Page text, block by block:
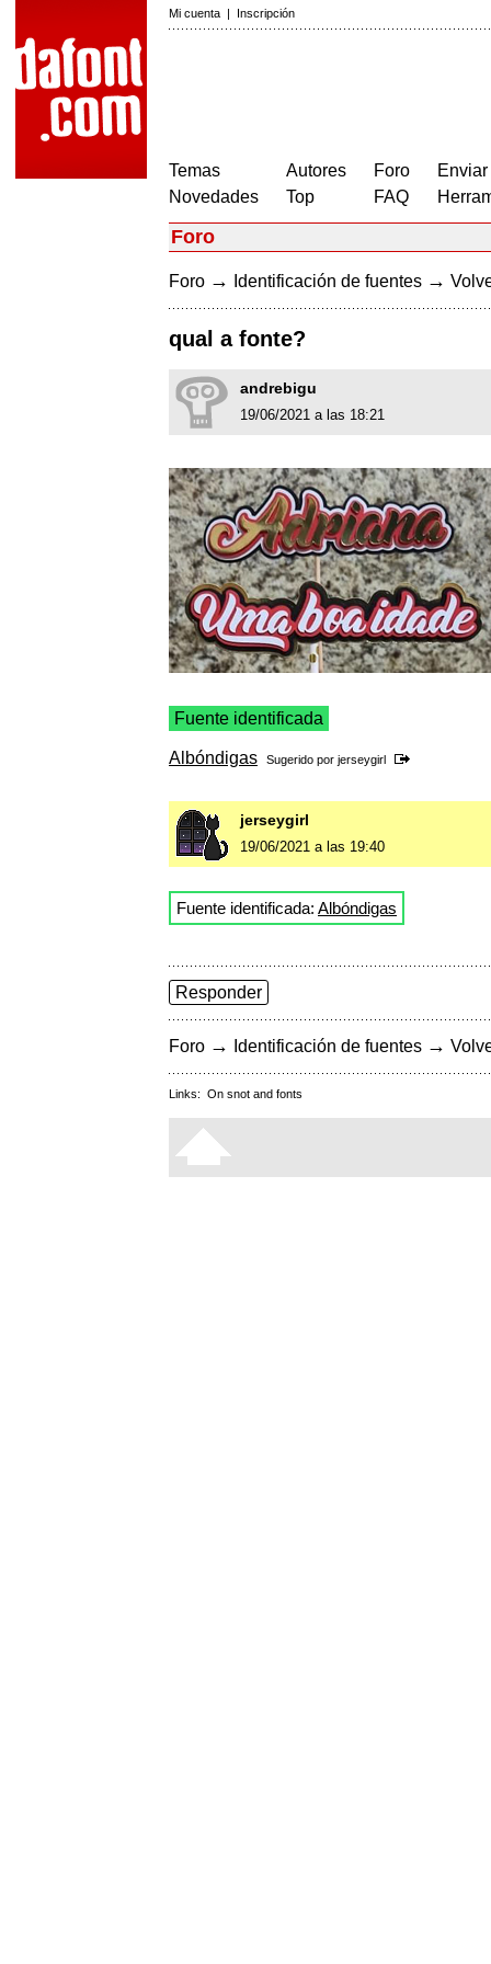
Mi cuenta | Inscripción
Temas
Novedades
Autores
Top
Foro
FAQ
Foro
Foro → Identificación de fuentes →
qual a fonte?
andrebigu
19/06/2021 a las 18:21
Fuente identificada
Albóndigas Sugerido por jerseygirl
jerseygirl
19/06/2021 a las 19:40
Fuente identificada: Albóndigas
Responder
Foro → Identificación de fuentes →
Links: On snot and fonts